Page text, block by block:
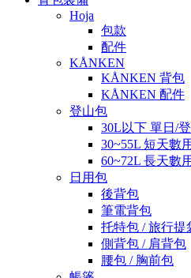
Hoja
包款
配件
KÅNKEN
KÅNKEN 背包
KÅNKEN 配件
登山包
30L以下 單日/
30~55L 短天數用
60~72L 長天數用
日用包
後背包
筆電背包
托特包 / 旅行提
側背包 / 肩背包
腰包 / 胸前包